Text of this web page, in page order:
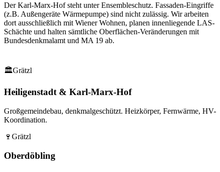
Der Karl-Marx-Hof steht unter Ensembleschutz. Fassaden-Eingriffe
(z.B. Außengeräte Wärmepumpe) sind nicht zulässig. Wir arbeiten
dort ausschließlich mit Wiener Wohnen, planen innenliegende LAS-
Schächte und halten sämtliche Oberflächen-Veränderungen mit
Bundesdenkmalamt und MA 19 ab.
🏛Grätzl
Heiligenstadt & Karl-Marx-Hof
Großgemeindebau, denkmalgeschützt. Heizkörper, Fernwärme, HV-
Koordination.
🍷 Grätzl
Oberdöbling